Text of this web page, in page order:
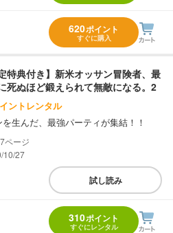
620ポイント
すぐに購入
特典付き】新米オッサン冒険者、最
死ぬほど鍛えられて無敵になる。2
ントレンタル
生んだ、最強パーティが集結！！
10/27
試し読み
310ポイント
すぐにレンタル